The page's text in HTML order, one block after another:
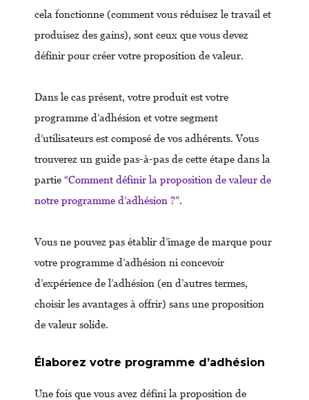
cela fonctionne (comment vous réduisez le travail et
produisez des gains), sont ceux que vous devez
définir pour créer votre proposition de valeur.
Dans le cas présent, votre produit est votre
programme d’adhésion et votre segment
d’utilisateurs est composé de vos adhérents. Vous
trouverez un guide pas-à-pas de cette étape dans la
partie “Comment définir la proposition de valeur de
notre programme d’adhésion ?”.
Vous ne pouvez pas établir d’image de marque pour
votre programme d’adhésion ni concevoir
d’expérience de l’adhésion (en d’autres termes,
choisir les avantages à offrir) sans une proposition
de valeur solide.
Élaborez votre programme d’adhésion
Une fois que vous avez défini la proposition de